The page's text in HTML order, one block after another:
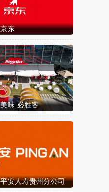
东
味 必胜客
安人寿贵州分公司